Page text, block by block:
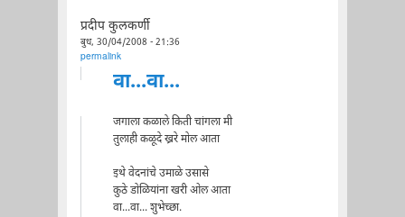
प्रदीप कुलकर्णी
बुध, 30/04/2008 - 21:36
permalink
वा...वा...
जगाला कळाले किती चांगला मी
तुलाही कळूदे ख्ररे मोल आता
इथे वेदनांचे उमाळे उसासे
कुठे डोळियांना खरी ओल आता
वा...वा... शुभेच्छा.